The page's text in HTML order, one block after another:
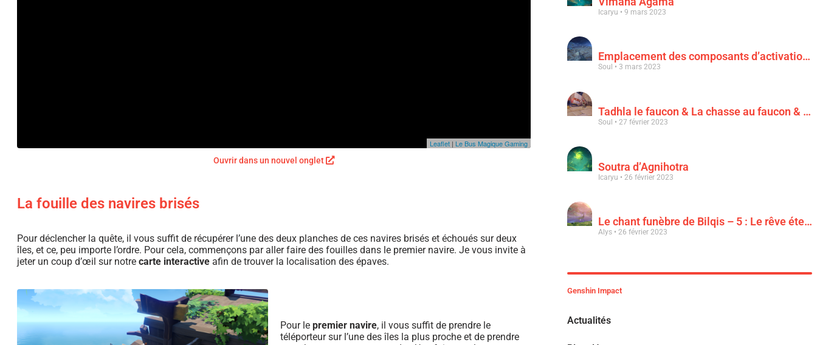
Ouvrir dans un nouvel onglet
La fouille des navires brisés
Pour déclencher la quête, il vous suffit de récupérer l’une des deux planches de ces navires brisés et échoués sur deux
îles, et ce, peu importe l’ordre. Pour cela, commençons par aller faire des fouilles dans le premier navire. Je vous invite à
jeter un coup d’œil sur notre carte interactive afin de trouver la localisation des épaves.
Pour le premier navire, il vous suffit de prendre le
téléporteur sur l’une des îles la plus proche et de prendre
Icaryu 9 mars 2023
Emplacement des composants d’activation & « Au clair de la lune rouge sang »
Soul 3 mars 2023
Tadhla le faucon & La chasse au faucon & Le faucon déchu
Soul 27 février 2023
Soutra d’Agnihotra
Icaryu 26 février 2023
Le chant funèbre de Bilqis – 5 : Le rêve éternel d’une luxuriance épanouie
Alys 26 février 2023
Genshin Impact
Actualités